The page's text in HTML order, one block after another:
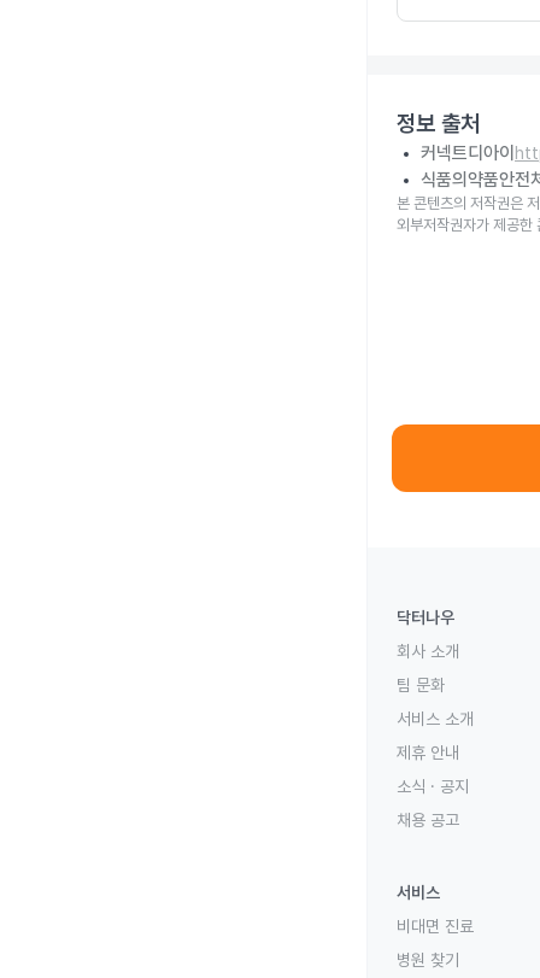
정보 출처
커넥트디아이
식품의약품안전
본 콘텐츠의 저작권은
외부저작권자가 제공한
닥터나우
회사 소개
팀 문화
서비스 소개
제휴 안내
소식 · 공지
채용 공고
서비스
비대면 진료
병원 찾기